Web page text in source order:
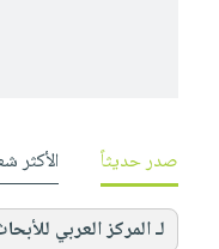
صدر حديثاً الأكثر
لـ المركز العربي